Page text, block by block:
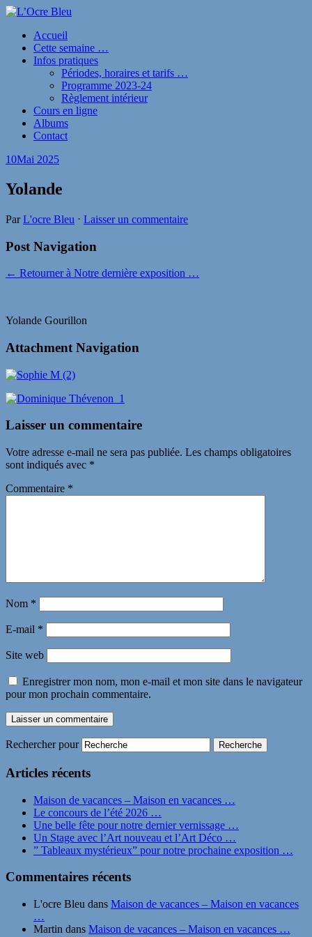
Accueil
Cette semaine …
Infos pratiques
Périodes, horaires et tarifs …
Programme 2023-24
Règlement intérieur
Cours en ligne
Albums
Contact
10Mai 2025
Yolande
ParL'ocre Bleu ⋅ Laisser un commentaire
Post Navigation
← Retourner à Notre dernière exposition …
Yolande Gourillon
Attachment Navigation
Laisser un commentaire
Votre adresse e-mail ne sera pas publiée. Les champs obligatoires
sont indiqués avec *
Commentaire *
Nom *
E-mail *
Site web
Enregistrer mon nom, mon e-mail et mon site dans le navigateur
pour mon prochain commentaire.
Rechercher pour
Articles récents
Maison de vacances – Maison en vacances …
Le concours de l’été 2026 …
Une belle fête pour notre dernier vernissage …
Un Stage avec l’Art nouveau et l’Art Déco …
” Tableaux mystérieux” pour notre prochaine exposition …
Commentaires récents
L'ocre Bleu dans Maison de vacances – Maison en vacances
…
Martin dans Maison de vacances – Maison en vacances …